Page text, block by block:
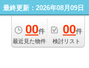
最終更新：2026年08月09日
00件
最近見た物件
00件
検討リスト